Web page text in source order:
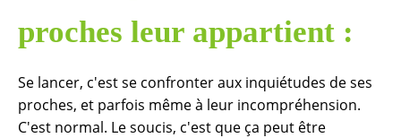
proches leur appartient :
Se lancer, c'est se confronter aux inquiétudes de ses
proches, et parfois même à leur incompréhension.
C'est normal. Le soucis, c'est que ça peut être